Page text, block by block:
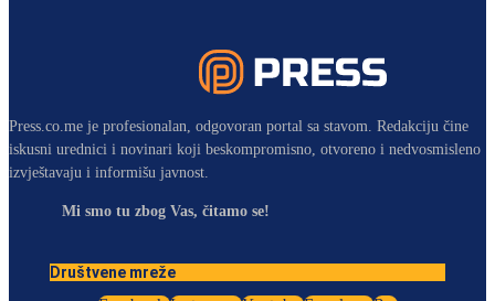
Press.co.me je profesionalan, odgovoran portal sa stavom. Redakciju čine
iskusni urednici i novinari koji beskompromisno, otvoreno i nedvosmisleno
izvještavaju i informišu javnost.
Mi smo tu zbog Vas, čitamo se!
Društvene mreže